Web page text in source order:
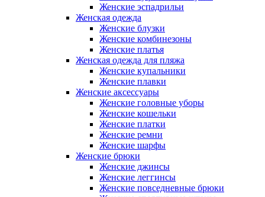
Женские эспадрильи
Женская одежда
Женские блузки
Женские комбинезоны
Женские платья
Женская одежда для пляжа
Женские купальники
Женские плавки
Женские аксессуары
Женские головные уборы
Женские кошельки
Женские платки
Женские ремни
Женские шарфы
Женские брюки
Женские джинсы
Женские леггинсы
Женские повседневные брюки